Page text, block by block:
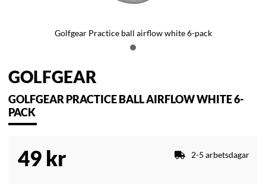
Golfgear Practice ball airflow white 6-pack
GOLFGEAR
GOLFGEAR PRACTICE BALL AIRFLOW WHITE 6-
PACK
49 kr 2-5 arbetsdagar